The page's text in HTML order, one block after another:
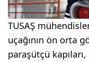
TUSAŞ
uçağının ön orta
paraşütçü kapıları,